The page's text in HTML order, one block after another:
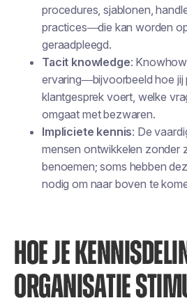
procedures, sjablonen,
practices—die kan worden
geraadpleegd.
Tacit knowledge:
ervaring—bijvoorbeeld hoe jij
klantgesprek voert, welke
omgaat met bezwaren.
Impliciete kennis: De
mensen ontwikkelen zonder
benoemen; soms hebben
nodig om naar boven te
HOE JE
ORGANISATIE